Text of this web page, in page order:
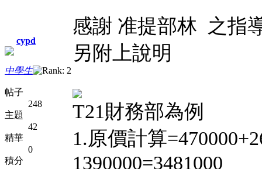
cypd
中學生
帖子
248
主題
42
精華
0
積分
感謝 准提部林 之指
另附上說明
T21財務部為例
1.原價計算
1390000=3481000